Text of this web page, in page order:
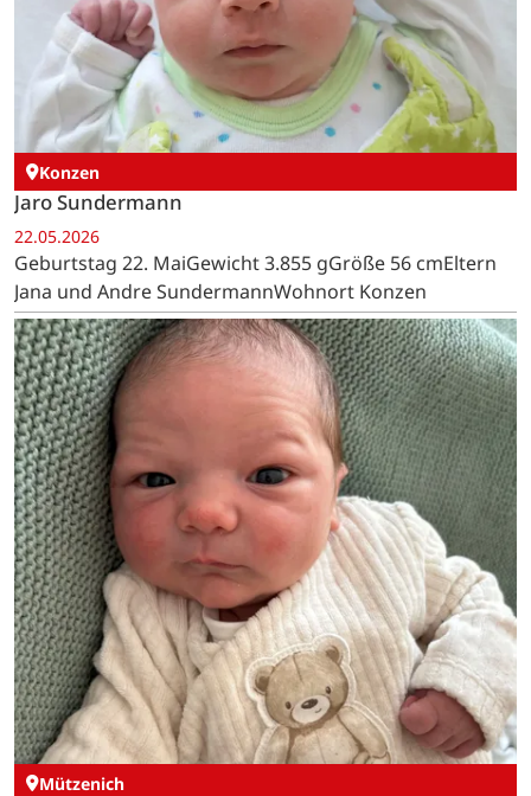
Konzen
Jaro Sundermann
22.05.2026
Geburtstag 22. MaiGewicht 3.855 gGröße 56 cmEltern
Jana und Andre SundermannWohnort Konzen
Mützenich